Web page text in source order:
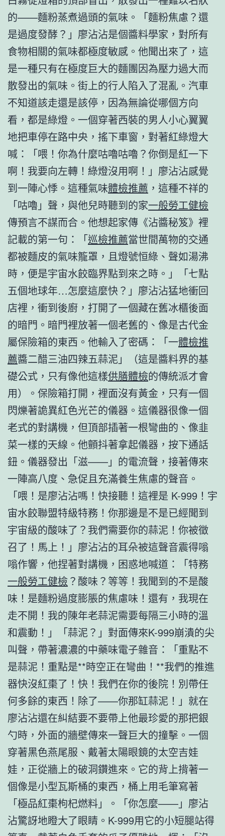
的——麵粉蒸煮過頭的氣味。「麵粉焦慮？還
是過度發酵？」廖沾沾是個醬料學家，對所有
食物相關的氣味都極度敏感。他聞出來了，這
是一種只有在極度巨大的麵團因為壓力過大而
散發出的氣味。街上的行人陷入了混亂。汽車
不知道該走還是該停，因為無論從哪個方向
看，都是綠燈。一個穿著西裝的男人小心翼翼
地把車停在路中央，搖下車窗，對著紅綠燈大
喊：「喂！你為什麼咕嚕咕嚕？你倒是紅一下
啊！我要向左轉！綠燈沒用啊！」廖沾沾感覺
到一陣心悸。這種氣味體檢推薦 ，這種不祥的
「咕嚕」聲，與他兒時聽到的家一般勞工健檢
傳預言不謀而合。他想起家傳《沾醬秘笈》裡
記載的第一句：「巡檢推薦當世間萬物的交通
都被麵皮的氣味籠罩，且燈號恒綠、聲如湯沸
時，便是宇宙水餃臨界點到來之時。」「七點
五個地球年…怎麼這麼快？」廖沾沾猛地衝回
店裡，衝到後廚，打開了一個藏在舊冰櫃後面
的暗門。暗門裡放著一個老舊的、像是古代金
屬保險箱的東西。他輸入了密碼：「一體檢推
薦醬二醋三油四辣五蒜泥」（這是醬料界的基
礎公式，只有像他這樣供膳體檢的傳統派才會
用）。保險箱打開，裡面沒有黃金，只有一個
閃爍著詭異紅色光芒的儀器。這儀器很像一個
老式的對講機，但頂部插著一根彎曲的、像韭
菜一樣的天線。他顫抖著拿起儀器，按下通話
鈕。儀器發出「滋——」的電流聲，接著傳來
一陣高八度、急促且充滿養生焦慮的聲音。
「喂！是廖沾沾嗎！快接聽！這裡是 K-999！宇
宙水餃聯盟特級特務！你那邊是不是已經聞到
宇宙級的酸味了？我們需要你的蒜泥！你被徵
召了！馬上！」廖沾沾的耳朵被這聲音震得嗡
嗡作響，他捏著對講機，困惑地喊道：「特務
一般勞工健檢 ？酸味？等等！我聞到的不是酸
味！是麵粉過度膨脹的焦慮味！還有，我現在
走不開！我的陳年老蒜泥需要每隔三小時的溫
和震動！」「蒜泥？」對面傳來K-999崩潰的尖
叫聲，帶著濃濃的中藥味電子雜音：「重點不
是蒜泥！重點是**時空正在彎曲！**我們的推進
器快沒紅棗了！快！我們在你的後院！別帶任
何多餘的東西！除了——你那缸蒜泥！」就在
廖沾沾還在糾結要不要帶上他最珍愛的那把銀
勺時，外面的牆壁傳來一聲巨大的撞擊。一個
穿著黑色燕尾服、戴著太陽眼鏡的太空吉娃
娃，正從牆上的破洞鑽進來。它的背上揹著一
個像是小型瓦斯桶的東西，桶上用毛筆寫著
「極品紅棗枸杞燃料」。「你怎麼——」廖沾
沾驚訝地瞪大了眼睛。K-999用它的小短腿站得